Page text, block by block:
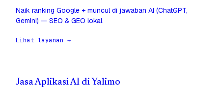
Naik ranking Google + muncul di jawaban AI (ChatGPT,
Gemini) — SEO & GEO lokal.
Lihat layanan →
Jasa Aplikasi AI di Yalimo